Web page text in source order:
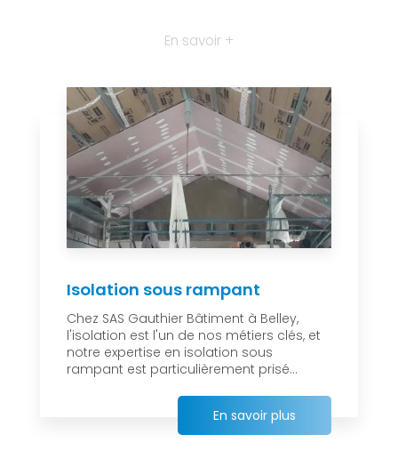
En savoir +
Isolation sous rampant
Chez SAS Gauthier Bâtiment à Belley,
l'isolation est l'un de nos métiers clés, et
notre expertise en isolation sous
rampant est particulièrement prisé...
En savoir plus